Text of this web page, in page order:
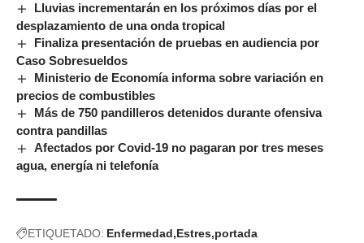
Lluvias incrementarán en los próximos días por el
desplazamiento de una onda tropical
Finaliza presentación de pruebas en audiencia por
Caso Sobresueldos
Ministerio de Economía informa sobre variación en
precios de combustibles
Más de 750 pandilleros detenidos durante ofensiva
contra pandillas
Afectados por Covid-19 no pagaran por tres meses
agua, energía ni telefonía
ETIQUETADO: Enfermedad Estres portada